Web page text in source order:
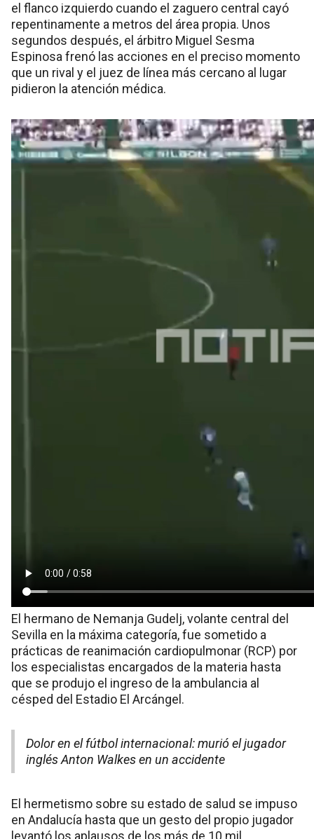
el flanco izquierdo cuando el zaguero central cayó
repentinamente a metros del área propia. Unos
segundos después, el árbitro Miguel Sesma
Espinosa frenó las acciones en el preciso momento
que un rival y el juez de línea más cercano al lugar
pidieron la atención médica.
El hermano de Nemanja Gudelj, volante central del
Sevilla en la máxima categoría, fue sometido a
prácticas de reanimación cardiopulmonar (RCP) por
los especialistas encargados de la materia hasta
que se produjo el ingreso de la ambulancia al
césped del Estadio El Arcángel.
Dolor en el fútbol internacional: murió el jugador
inglés Anton Walkes en un accidente
El hermetismo sobre su estado de salud se impuso
en Andalucía hasta que un gesto del propio jugador
levantó los aplausos de los más de 10 mil